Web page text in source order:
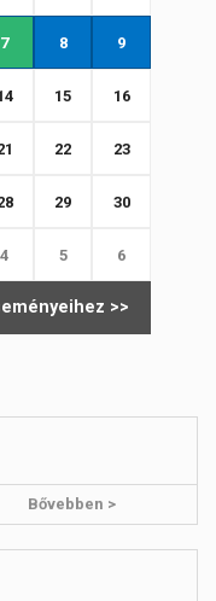
7 8 9
15 16
22 23
29 30
4 5 6
>>
Bővebben >